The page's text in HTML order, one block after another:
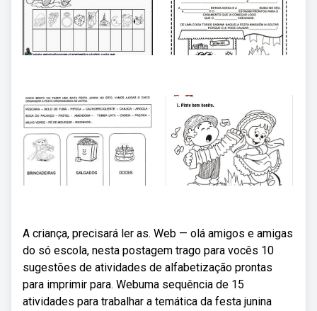
A criança, precisará ler as. Web — olá amigos e amigas
do só escola, nesta postagem trago para vocês 10
sugestões de atividades de alfabetização prontas
para imprimir para. Webuma sequência de 15
atividades para trabalhar a temática da festa junina